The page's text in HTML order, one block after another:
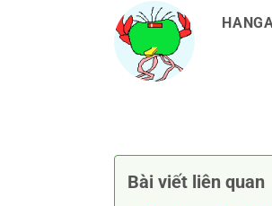
Bài viết liên quan